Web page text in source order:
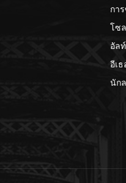
กา
โซ
อัล
อีเธ
นัก